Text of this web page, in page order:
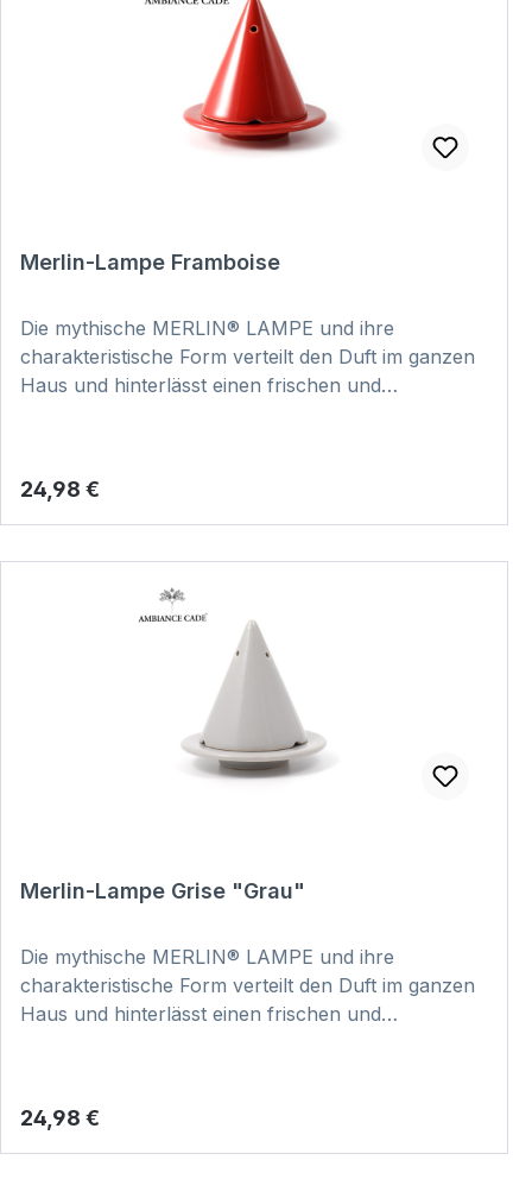
Merlin-Lampe Framboise
Die mythische MERLIN® LAMPE und ihre
charakteristische Form verteilt den Duft im ganzen
Haus und hinterlässt einen frischen und
VIDEO
Regulärer Preis:
24,98 €
Merlin-Lampe Grise "Grau"
Die mythische MERLIN® LAMPE und ihre
charakteristische Form verteilt den Duft im ganzen
Haus und hinterlässt einen frischen und
VIDEO
Regulärer Preis:
24,98 €